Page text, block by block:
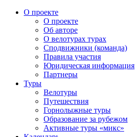
О проекте
О проекте
Об авторе
О велотурах турах
Сподвижники (команда)
Правила участия
Юридическая информация
Партнеры
Туры
Велотуры
Путешествия
Горнолыжные туры
Образование за рубежом
Активные туры «микс»